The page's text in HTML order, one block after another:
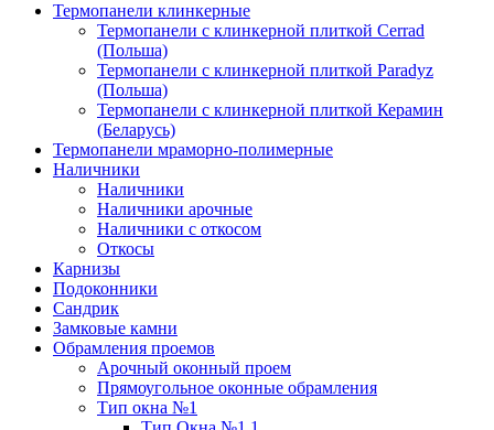
Термопанели клинкерные
Термопанели c клинкерной плиткой Сerrad
(Польша)
Термопанели с клинкерной плиткой Paradyz
(Польша)
Термопанели с клинкерной плиткой Керамин
(Беларусь)
Термопанели мраморно-полимерные
Наличники
Наличники
Наличники арочные
Наличники с откосом
Откосы
Карнизы
Подоконники
Сандрик
Замковые камни
Обрамления проемов
Арочный оконный проем
Прямоугольное оконные обрамления
Тип окна №1